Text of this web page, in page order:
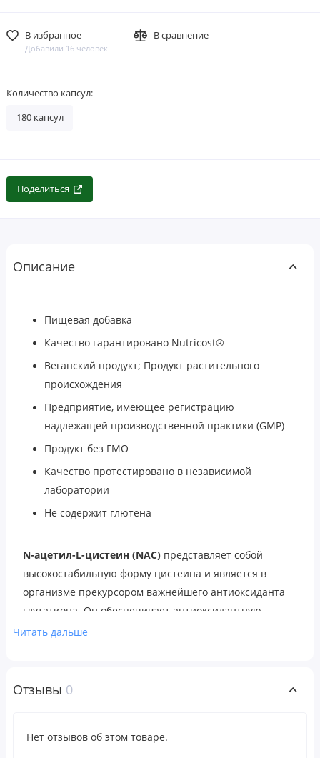
В избранное
Добавили 16 человек
В сравнение
Количество капсул:
180 капсул
Поделиться
Описание
Пищевая добавка
Качество гарантировано Nutricost®
Веганский продукт; Продукт растительного
происхождения
Предприятие, имеющее регистрацию
надлежащей производственной практики (GMP)
Продукт без ГМО
Качество протестировано в независимой
лаборатории
Не содержит глютена
N-ацетил-L-цистеин (NAC) представляет собой
высокостабильную форму цистеина и является в
организме прекурсором важнейшего антиоксиданта
глутатиона. Он обеспечивает антиоксидантную
защиту и способствует здоровому функционированию
степени чистоты.
В качестве пищевой добавки принимать по 1 капсуле
Читать дальше
Отзывы 0
Нет отзывов об этом товаре.